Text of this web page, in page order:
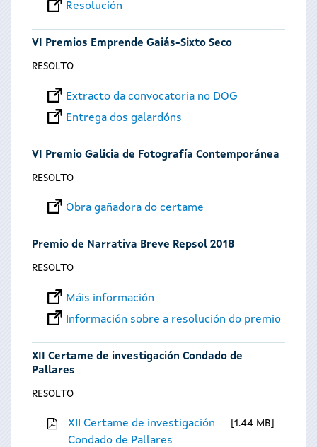
Resolución
VI Premios Emprende Gaiás-Sixto Seco
RESOLTO
Extracto da convocatoria no DOG
Entrega dos galardóns
VI Premio Galicia de Fotografía Contemporánea
RESOLTO
Obra gañadora do certame
Premio de Narrativa Breve Repsol 2018
RESOLTO
Máis información
Información sobre a resolución do premio
XII Certame de investigación Condado de
Pallares
RESOLTO
XII Certame de investigación
Condado de Pallares
1.44 MB